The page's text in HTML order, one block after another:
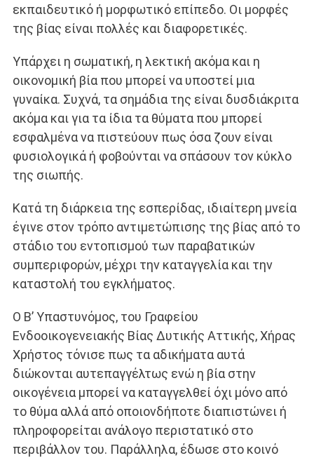
εκπαιδευτικό ή μορφωτικό επίπεδο. Οι μορφές
της βίας είναι πολλές και διαφορετικές.
Υπάρχει η σωματική, η λεκτική ακόμα και η
οικονομική βία που μπορεί να υποστεί μια
γυναίκα. Συχνά, τα σημάδια της είναι δυσδιάκριτα
ακόμα και για τα ίδια τα θύματα που μπορεί
εσφαλμένα να πιστεύουν πως όσα ζουν είναι
φυσιολογικά ή φοβούνται να σπάσουν τον κύκλο
της σιωπής.
Κατά τη διάρκεια της εσπερίδας, ιδιαίτερη μνεία
έγινε στον τρόπο αντιμετώπισης της βίας από το
στάδιο του εντοπισμού των παραβατικών
συμπεριφορών, μέχρι την καταγγελία και την
καταστολή του εγκλήματος.
Ο Β’ Υπαστυνόμος, του Γραφείου
Ενδοοικογενειακής Βίας Δυτικής Αττικής, Χήρας
Χρήστος τόνισε πως τα αδικήματα αυτά
διώκονται αυτεπαγγέλτως ενώ η βία στην
οικογένεια μπορεί να καταγγελθεί όχι μόνο από
το θύμα αλλά από οποιονδήποτε διαπιστώνει ή
πληροφορείται ανάλογο περιστατικό στο
περιβάλλον του. Παράλληλα, έδωσε στο κοινό